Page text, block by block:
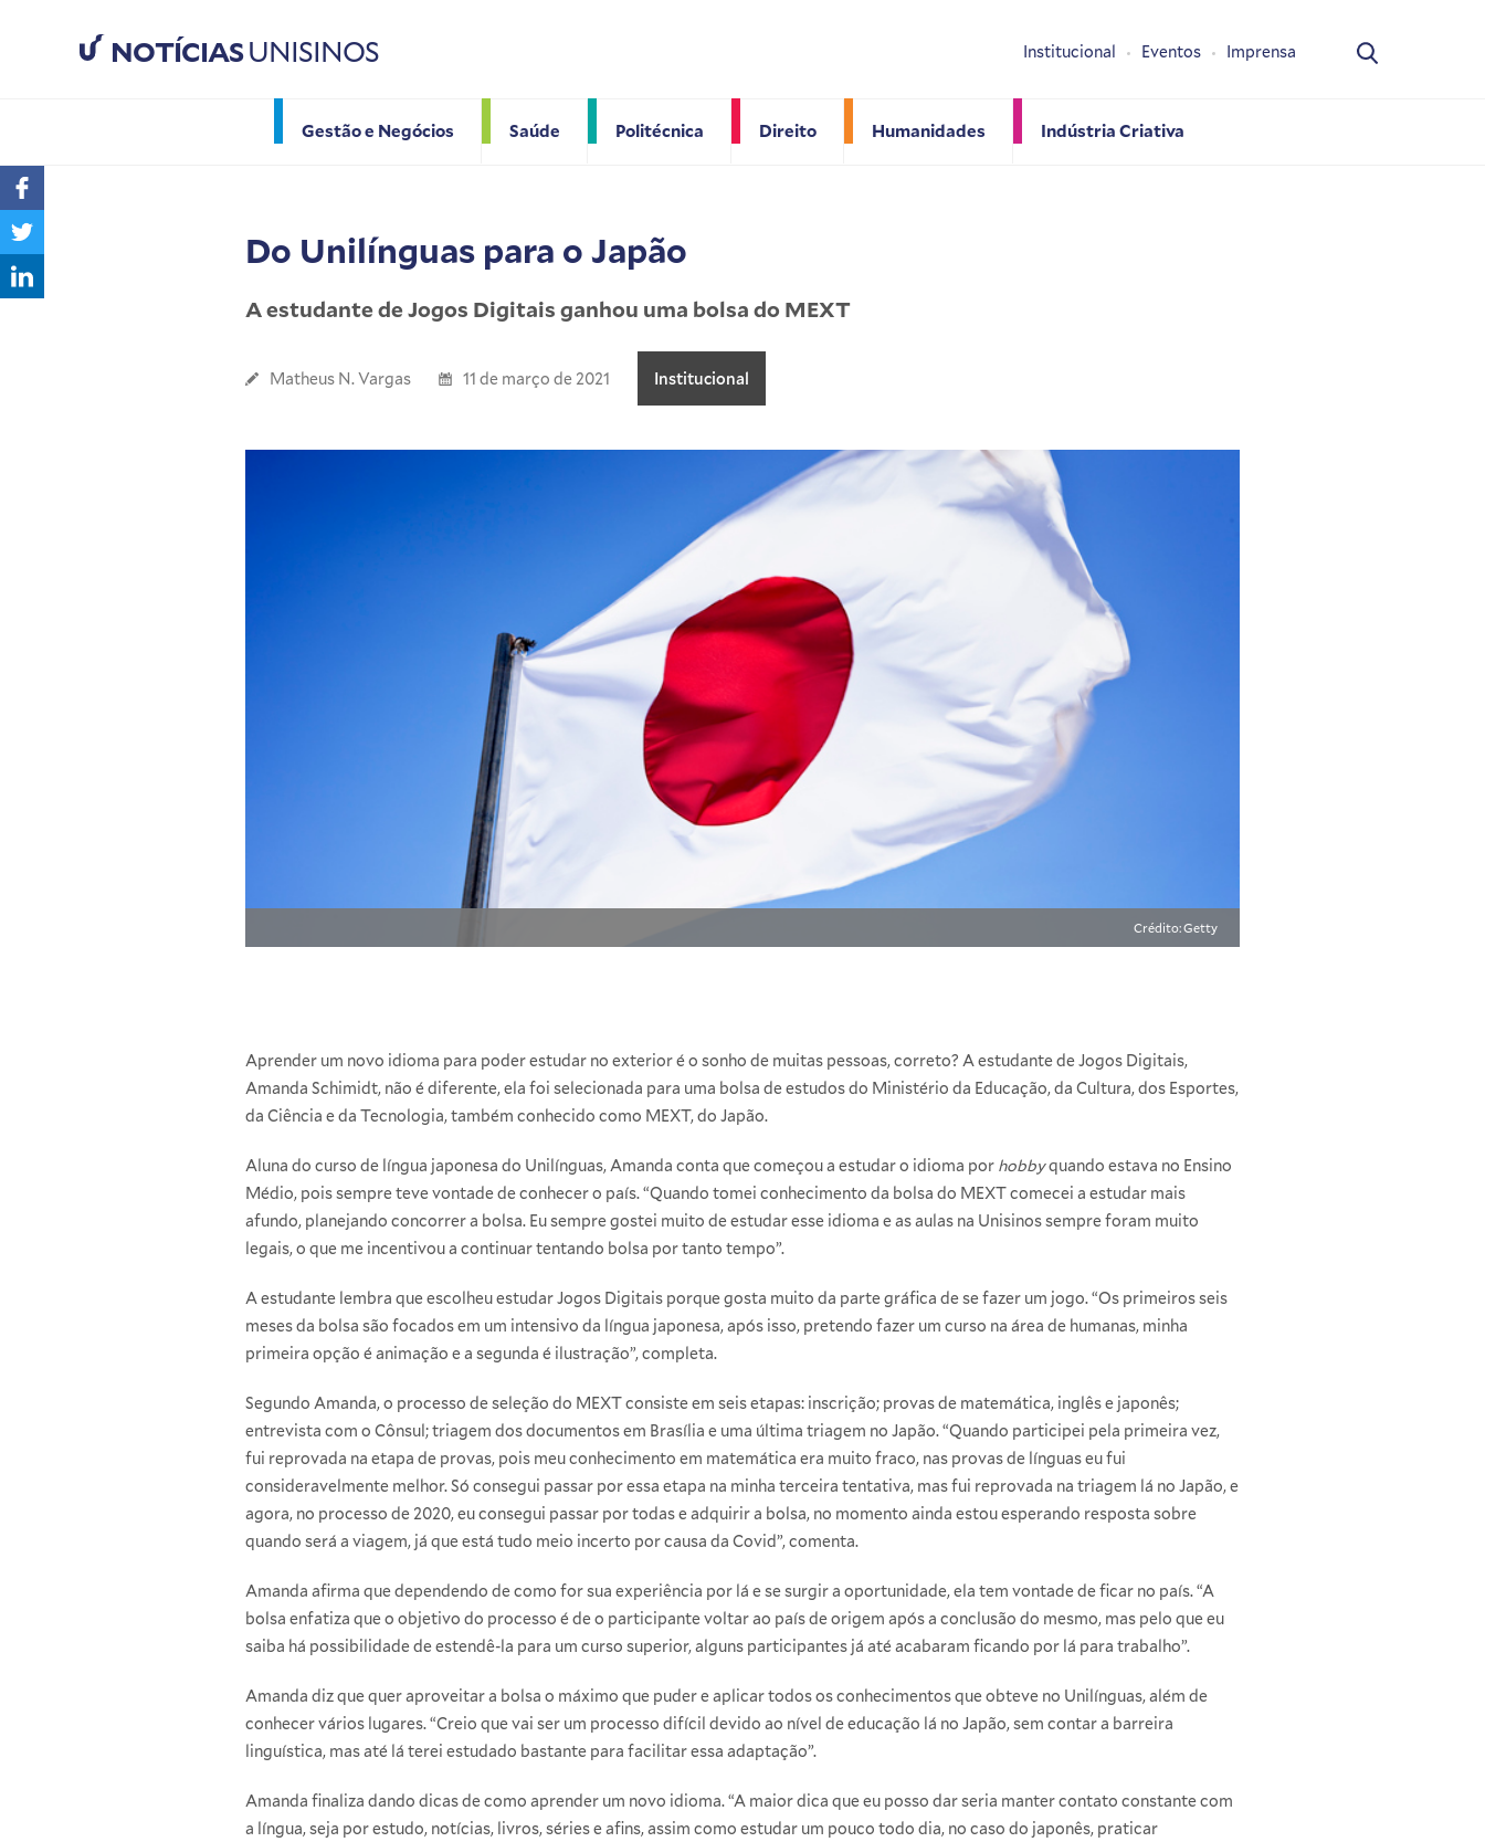
NOTÍCIASUNISINOS
Gestão e Negócios Saúde Politécnica Direito Humanidades Indústria Criativa
Institucional Eventos Imprensa
Do Unilínguas para o Japão
A estudante de Jogos Digitais ganhou uma bolsa do MEXT
Matheus N. Vargas 11 de março de 2021 Institucional
Crédito: Getty
Aprender um novo idioma para poder estudar no exterior é o sonho de muitas pessoas, correto? A estudante deJogos Digitais,
Amanda Schimidt, não é diferente, ela foi selecionada para uma bolsa de estudos do Ministério da Educação, da Cultura, dos Esportes,
da Ciência e da Tecnologia, também conhecido como MEXT, do Japão.
Aluna do curso de língua japonesa do Unilínguas, Amanda conta que começou a estudar o idioma por hobbyquando estava no Ensino
Médio, pois sempre teve vontade de conhecer o país. “Quando tomei conhecimento da bolsa do MEXT comecei a estudar mais
afundo, planejando concorrer a bolsa. Eu sempre gostei muito de estudar esse idioma e as aulas na Unisinos sempre foram muito
legais, o que me incentivou a continuar tentando bolsa por tanto tempo”.
A estudante lembra que escolheu estudar Jogos Digitais porque gosta muito da parte gráfica de se fazer um jogo. “Os primeiros seis
meses da bolsa são focados em um intensivo da língua japonesa, após isso, pretendo fazer um curso na área de humanas, minha
primeira opção é animação e a segunda é ilustração”, completa.
Segundo Amanda, o processo de seleção do MEXT consiste em seis etapas: inscrição; provas de matemática, inglês e japonês;
entrevista com o Cônsul; triagem dos documentos em Brasília e uma última triagem no Japão. “Quando participei pela primeira vez,
fui reprovada na etapa de provas, pois meu conhecimento em matemática era muito fraco, nas provas de línguas eu fui
consideravelmente melhor. Só consegui passar por essa etapa na minha terceira tentativa, mas fui reprovada na triagem lá no Japão, e
agora, no processo de 2020, eu consegui passar por todas e adquirir a bolsa, no momento ainda estou esperando resposta sobre
quando será a viagem, já que está tudo meio incerto por causa da Covid”, comenta.
Amanda afirma que dependendo de como for sua experiência por lá e se surgir a oportunidade, ela tem vontade de ficar no país. “A
bolsa enfatiza que o objetivo do processo é de o participante voltar ao país de origem após a conclusão do mesmo, mas pelo que eu
saiba há possibilidade de estendê-la para um curso superior, alguns participantes já até acabaram ficando por lá para trabalho”.
Amanda diz que quer aproveitar a bolsa o máximo que puder e aplicar todos os conhecimentos que obteve no Unilínguas, além de
conhecer vários lugares. “Creio que vai ser um processo difícil devido ao nível de educação lá no Japão, sem contar a barreira
linguística, mas até lá terei estudado bastante para facilitar essa adaptação”.
Amanda finaliza dando dicas de como aprender um novo idioma. “A maior dica que eu posso dar seria manter contato constante com
a língua, seja por estudo, notícias, livros, séries e afins, assim como estudar um pouco todo dia, no caso do japonês, praticar